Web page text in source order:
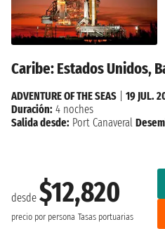
Caribe: Estados Unidos,
desde $12,820
precio por persona Tasas portuarias
ADVENTURE OF THE SEAS
19 JUL.
Duración: 4 noches
Salida desde: Port Canaveral